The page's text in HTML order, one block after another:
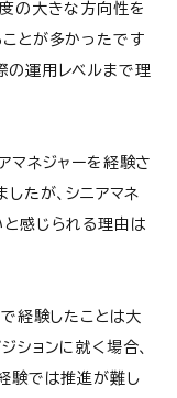
の大きな方向性を
とが多かったです
の運用レベルまで理
マネジャーを経験さ
たが、シニアマネ
感じられる理由は
で経験したことは大
ションに就く場合、
験では推進が難し